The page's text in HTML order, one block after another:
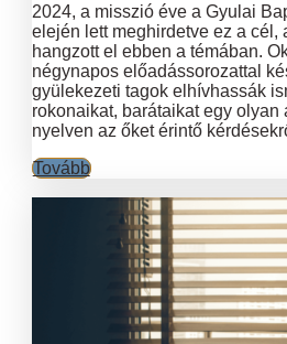
2024, a misszió éve a Gyulai
elején lett meghirdetve ez a cél,
hangzott el ebben a témában.
négynapos előadássorozattal
gyülekezeti tagok elhívhassák
rokonaikat, barátaikat egy
nyelven az őket érintő
Tovább